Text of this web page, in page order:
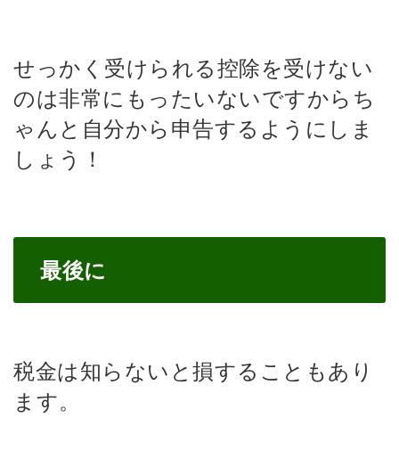
せっかく受けられる控除を受けない
のは非常にもったいないですから ち
ゃんと自分から申告するようにしま
しょう！
最後に
税金は知らないと損することもあり
ます。